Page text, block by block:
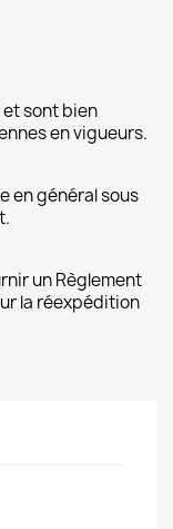
sont bien
en vigueurs.
en général sous
un Règlement
la réexpédition